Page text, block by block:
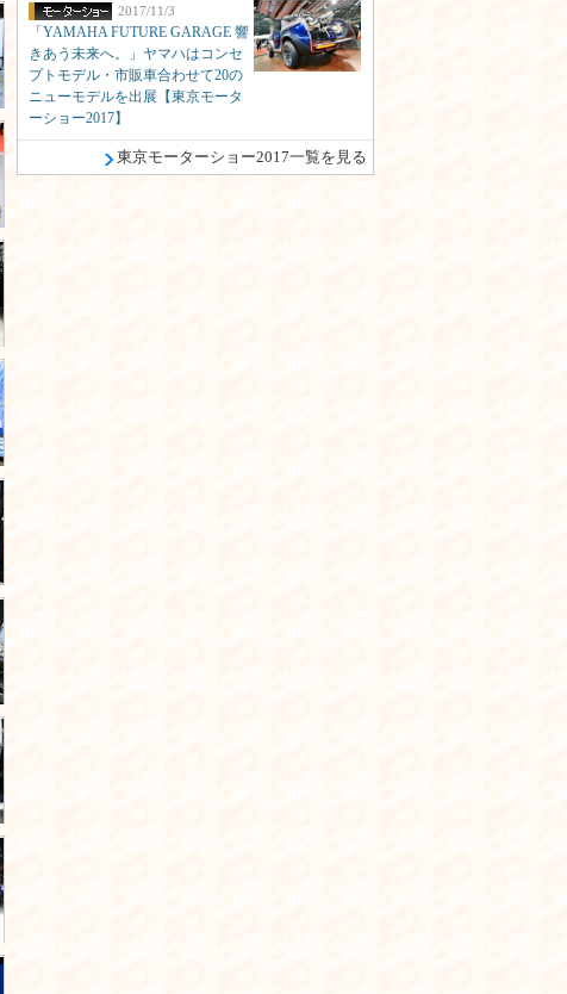
2017/11/3
「YAMAHA FUTURE GARAGE 響
きあう未来へ。」ヤマハはコンセ
プトモデル・市販車合わせて20の
ニューモデルを出展【東京モータ
ーショー2017】
東京モーターショー2017一覧を見る